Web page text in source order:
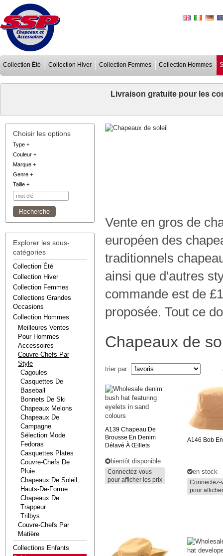
Collection Été Collection Hiver Collection Femmes Collection Hommes
Livraison gratuite pour les
Choisir les options
Type +
Couleur +
Marque +
Genre +
Taille +
Explorer les sous-
catégories
Collection Été
Collection Hiver
Collection Femmes
Collections Grandes
Occasions
Collection Hommes
Meilleures Ventes
Pour Hommes
Accessoires
Couvre-Chefs Par
Style
Cagoules
Casquettes De
Baseball
Bonnets De Ski
Chapeaux Melons
Chapeaux De
Campagne
Sélection Mode
Fedoras
Casquettes Plates
Couvre-Chefs De
Pluie
Chapeaux De Soleil
Hauts-De-Forme
Chapeaux De
Trappeur
Trilbys
Couvre-Chefs Par
Matière
Collections Enfants
Vente en gros de
européen des
traditionnels
ainsi que d'autres
commande est de
proposée. Tout ce
Chapeaux de
trier par
A139 Chapeau De
Brousse En Denim
Délavé À Œillets
bientôt disponible
Connectez-vous
pour afficher les prix
A146 Bob
en stock
Connectez-
pour